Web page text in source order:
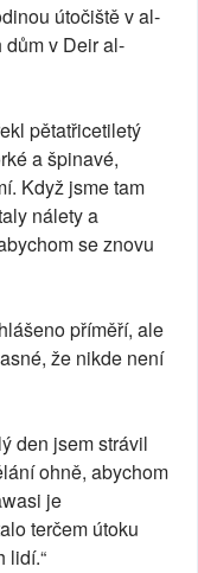
útočiště v al-
v Deir al-
pětatřicetiletý
a špinavé,
Když jsme tam
nálety a
se znovu
příměří, ale
že nikde není
den jsem strávil
ohně, abychom
je
terčem útoku
lidí.“